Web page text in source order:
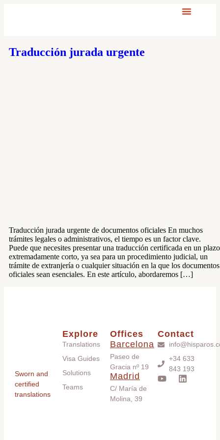
Traducción jurada urgente
Traducción jurada urgente de documentos oficiales En muchos
trámites legales o administrativos, el tiempo es un factor clave.
Puede que necesites presentar una traducción certificada en un plazo
extremadamente corto, ya sea para un procedimiento judicial, un
trámite de extranjería o cualquier situación en la que los documentos
oficiales sean esenciales. En este artículo, abordaremos […]
Sworn and
certified
translations
Explore
Translations
Visa Guides
Solutions
Teams
Offices
Barcelona
Paseo de
Gracia nº 19
Madrid
C/ María de
Molina, 39
Contact
+34 633
843 193